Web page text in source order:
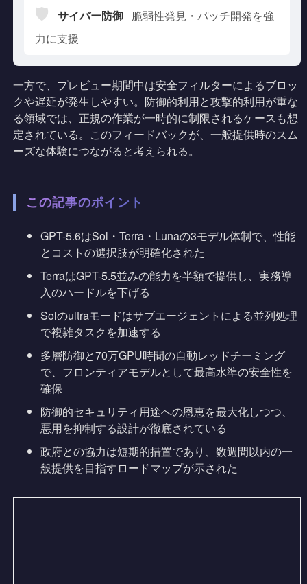
🛡️ サイバー防御 脆弱性発見・パッチ開発を強
力に支援
一方で、プレビュー期間中は安全フィルターによるブロッ
クや遅延が発生しやすい。防御的利用と攻撃的利用が重な
る領域では、正規の作業が一時的に制限されるケースも想
定されている。このフィードバックが、一般提供時のスム
ーズな体験につながると考えられる。
この記事のポイント
GPT-5.6はSol・Terra・Lunaの3モデル体制で、性能
とコストの選択肢が明確化された
TerraはGPT-5.5並みの能力を半額で提供し、実務導
入のハードルを下げる
Solのultraモードはサブエージェントによる並列処理
で複雑タスクを加速する
多層防御と70万GPU時間の自動レッドチーミング
で、フロンティアモデルとして最高水準の安全性を
確保
防御的セキュリティ用途への恩恵を最大化しつつ、
悪用を抑制する設計が徹底されている
政府との協力は短期的措置であり、数週間以内の一
般提供を目指すロードマップが示された